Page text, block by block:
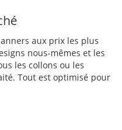
aux prix les plus
nous-mêmes et les
les collons ou les
Tout est optimisé pour